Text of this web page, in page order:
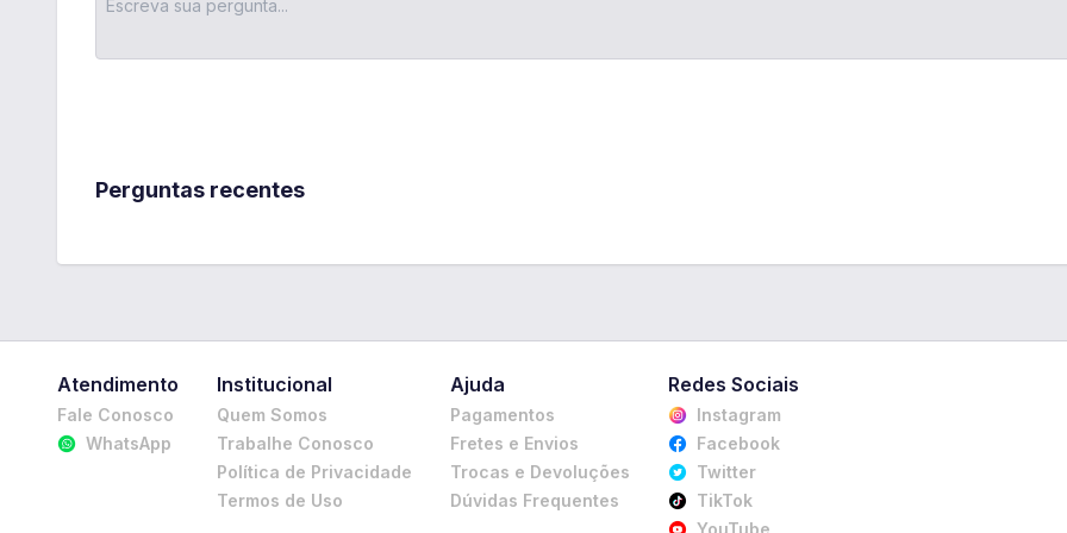
Perguntas recentes
Atendimento
Fale Conosco
WhatsApp
Institucional
Quem Somos
Trabalhe Conosco
Política de Privacidade
Termos de Uso
Ajuda
Pagamentos
Fretes e Envios
Trocas e Devoluções
Dúvidas Frequentes
Redes Sociais
Instagram
Facebook
Twitter
TikTok
YouTube